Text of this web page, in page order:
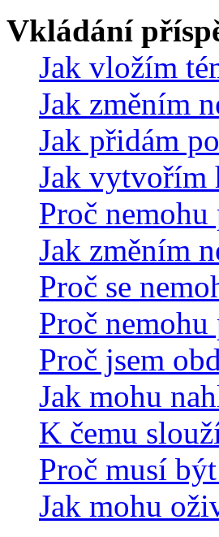
Vkládání
Jak vložím
Jak změním
Jak přidám
Jak vytvořím
Proč
Jak změním
Proč se
Proč
Proč jsem
Jak mohu
K čemu
Proč musí
Jak mohu